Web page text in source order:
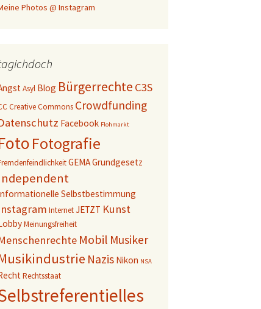
Photos @ Instagram
Asyl Blog Bürgerrechte C3S
Creative Commons Crowdfunding
Facebook Flohmarkt
Fotografie
GEMAGrundgesetz
Selbstbestimmung
InternetJETZT Kunst
Meinungsfreiheit
Mobil Musiker
Nazis Nikon NSA
Rechtsstaat